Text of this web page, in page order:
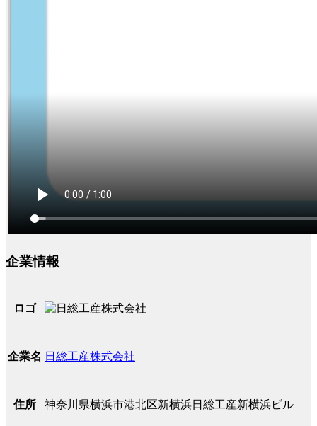
企業情報
ロゴ
企業名 日総工産株式会社
住所 神奈川県横浜市港北区新横浜日総工産新横浜ビル